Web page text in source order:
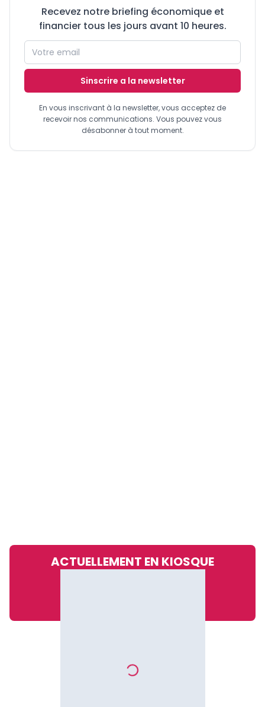
Recevez notre briefing économique et
financier tous les jours avant 10 heures.
Sinscrire a la newsletter
En vous inscrivant à la newsletter, vous acceptez de
recevoir nos communications. Vous pouvez vous
désabonner à tout moment.
ACTUELLEMENT EN KIOSQUE